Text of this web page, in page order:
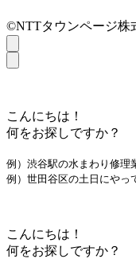
©NTTタウンページ株
こんにちは！
何をお探しですか？
例）渋谷駅の水まわり修理
例）世田谷区の土日にやっ
こんにちは！
何をお探しですか？